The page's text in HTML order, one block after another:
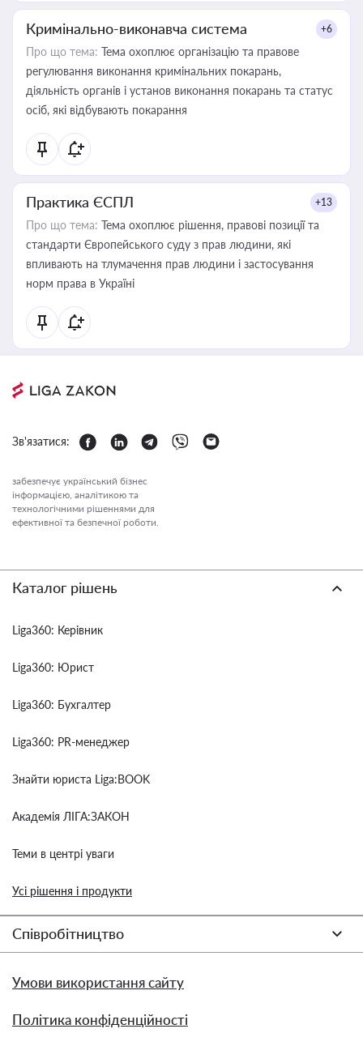
Кримінально-виконавча система +6
Про що тема: Тема охоплює організацію та правове
регулювання виконання кримінальних покарань,
діяльність органів і установ виконання покарань та статус
осіб, які відбувають покарання
Практика ЄСПЛ +13
Про що тема: Тема охоплює рішення, правові позиції та
стандарти Європейського суду з прав людини, які
впливають на тлумачення прав людини і застосування
норм права в Україні
Зв'язатися:
забезпечує український бізнес
інформацією, аналітикою та
технологічними рішеннями для
ефективної та безпечної роботи.
Каталог рішень
Liga360: Керівник
Liga360: Юрист
Liga360: Бухгалтер
Liga360: PR-менеджер
Знайти юриста Liga:BOOK
Академія ЛІГА:ЗАКОН
Теми в центрі уваги
Усі рішення і продукти
Співробітництво
Умови використання сайту
Політика конфіденційності